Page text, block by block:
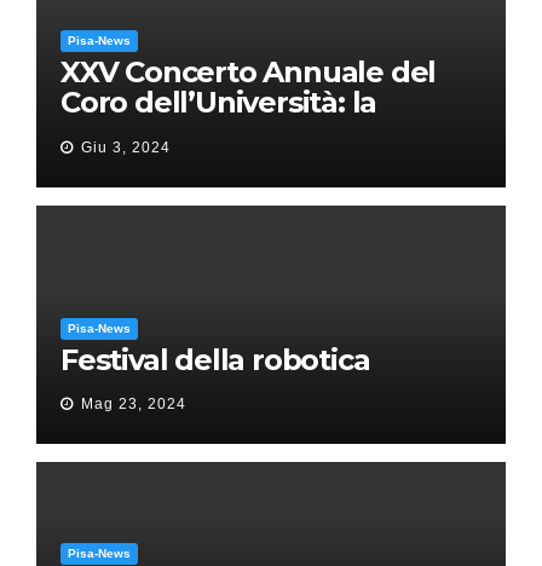
Pisa-News
XXV Concerto Annuale del
Coro dell’Università: la
“Messa in gloria” di Giacomo
Puccini
Giu 3, 2024
Pisa-News
Festival della robotica
Mag 23, 2024
Pisa-News